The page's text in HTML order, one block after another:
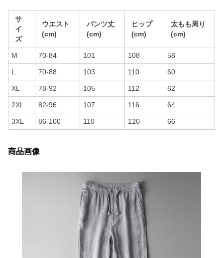
サ
イ
ズ
ウエスト
(cm)
パンツ丈
(cm)
ヒップ
(cm)
太もも周り
(cm)
M 70-84 101 108 58
L 70-88 103 110 60
XL 78-92 105 112 62
2XL 82-96 107 116 64
3XL 86-100 110 120 66
商品画像